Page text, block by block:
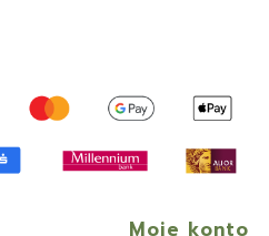
Moje konto